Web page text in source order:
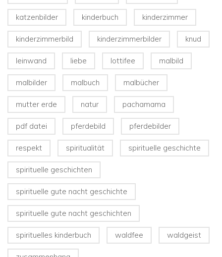
katzenbilder kinderbuch kinderzimmer
kinderzimmerbild kinderzimmerbilder knud
leinwand liebe lottifee malbild
malbilder malbuch malbücher
mutter erde natur pachamama
pdf datei pferdebild pferdebilder
respekt spiritualität spirituelle geschichte
spirituelle geschichten
spirituelle gute nacht geschichte
spirituelle gute nacht geschichten
spirituelles kinderbuch waldfee waldgeist